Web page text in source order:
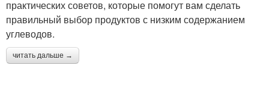
практических советов, которые помогут вам сделать
правильный выбор продуктов с низким содержанием
углеводов.
читать дальше →